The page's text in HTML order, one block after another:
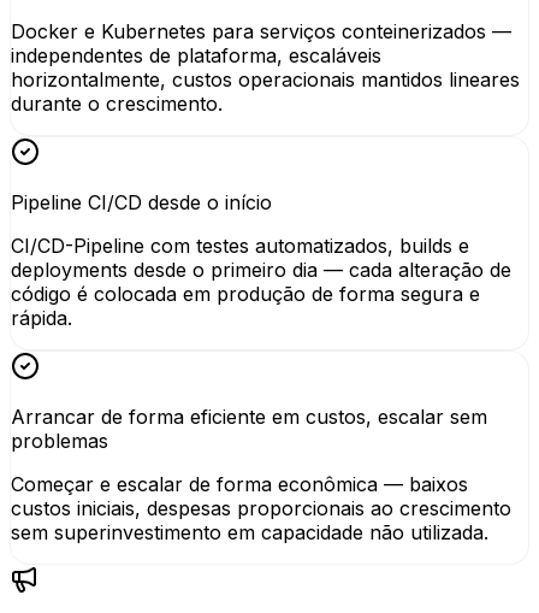
Docker e Kubernetes para serviços conteinerizados —
independentes de plataforma, escaláveis
horizontalmente, custos operacionais mantidos lineares
durante o crescimento.
Pipeline CI/CD desde o início
CI/CD-Pipeline com testes automatizados, builds e
deployments desde o primeiro dia — cada alteração de
código é colocada em produção de forma segura e
rápida.
Arrancar de forma eficiente em custos, escalar sem
problemas
Começar e escalar de forma econômica — baixos
custos iniciais, despesas proporcionais ao crescimento
sem superinvestimento em capacidade não utilizada.